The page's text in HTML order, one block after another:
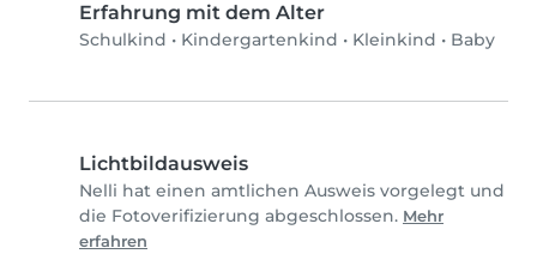
Erfahrung mit dem Alter
Schulkind • Kindergartenkind • Kleinkind • Baby
Lichtbildausweis
Nelli hat einen amtlichen Ausweis vorgelegt und
die Fotoverifizierung abgeschlossen. Mehr
erfahren